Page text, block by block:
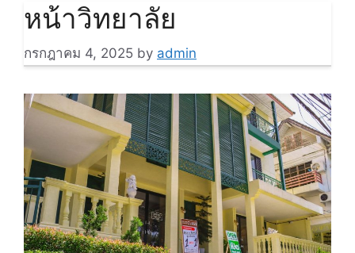
หน้าวิทยาลัย
กรกฎาคม 4, 2025 by admin